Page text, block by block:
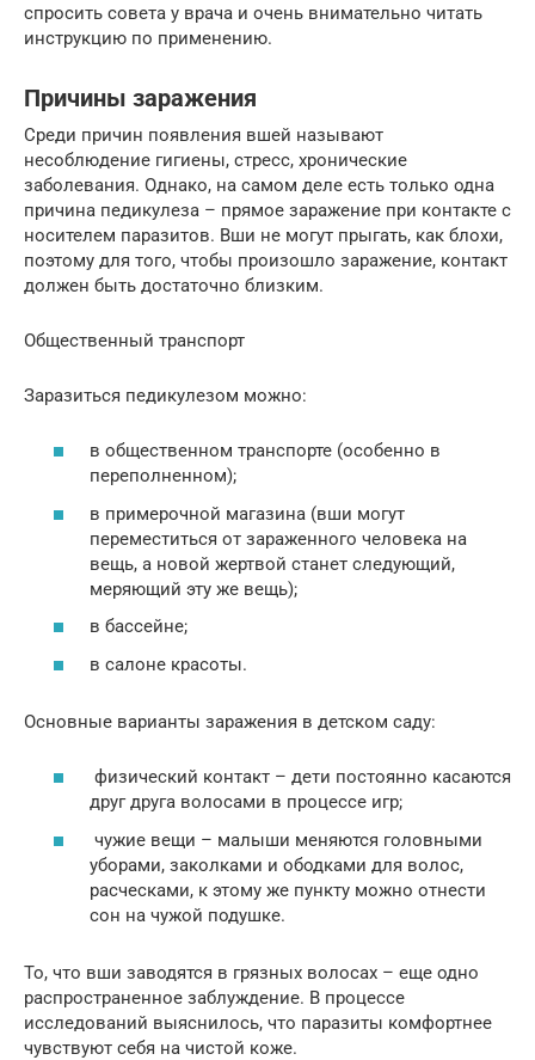
спросить совета у врача и очень внимательно читать
инструкцию по применению.
Причины заражения
Среди причин появления вшей называют
несоблюдение гигиены, стресс, хронические
заболевания. Однако, на самом деле есть только одна
причина педикулеза – прямое заражение при контакте с
носителем паразитов. Вши не могут прыгать, как блохи,
поэтому для того, чтобы произошло заражение, контакт
должен быть достаточно близким.
Общественный транспорт
Заразиться педикулезом можно:
в общественном транспорте (особенно в
переполненном);
в примерочной магазина (вши могут
переместиться от зараженного человека на
вещь, а новой жертвой станет следующий,
меряющий эту же вещь);
в бассейне;
в салоне красоты.
Основные варианты заражения в детском саду:
физический контакт – дети постоянно касаются
друг друга волосами в процессе игр;
чужие вещи – малыши меняются головными
уборами, заколками и ободками для волос,
расческами, к этому же пункту можно отнести
сон на чужой подушке.
То, что вши заводятся в грязных волосах – еще одно
распространенное заблуждение. В процессе
исследований выяснилось, что паразиты комфортнее
чувствуют себя на чистой коже.